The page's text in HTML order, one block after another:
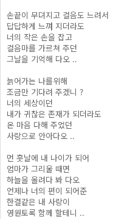
손끝이 무뎌지고 걸음도 느려서
답답하게 느껴 지더라도
너의 작은 손을 잡고
걸음마를 가르쳐 주던
그날을 기억해 다오 ..
늙어가는 나를위해
조금만 기다려 주겠니 ?
너의 세상이던
내가 귀찮은 존재가 되더라도
온 마음 다해 주었던
사랑으로 안아다오 ..
먼 훗날에 내 나이가 되어
엄마가 그리울 때면
하늘을 올려다 봐 다오
언제나 너의 편이 되어준
한결같은 내 사랑이
영원토록 함께 할테니 ..